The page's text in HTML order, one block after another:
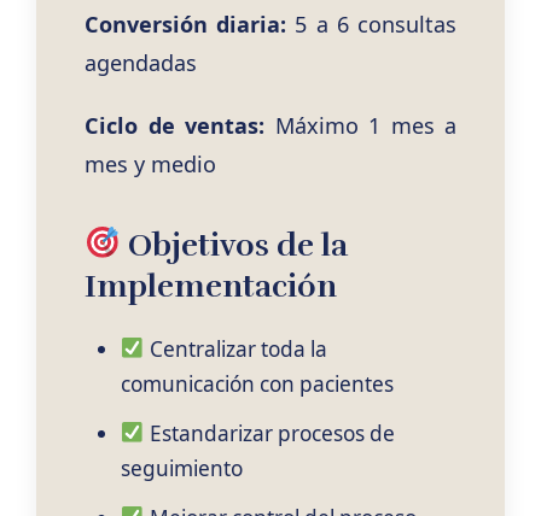
Conversión diaria: 5 a 6 consultas
agendadas
Ciclo de ventas: Máximo 1 mes a
mes y medio
Objetivos de la
Implementación
Centralizar toda la
comunicación con pacientes
Estandarizar procesos de
seguimiento